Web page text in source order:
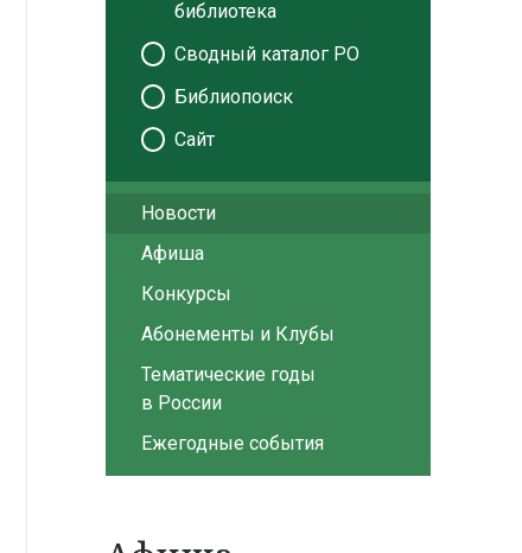
библиотека
Сводный каталог РО
Библиопоиск
Сайт
Новости
Афиша
Конкурсы
Абонементы и Клубы
Тематические годы
в России
Ежегодные события